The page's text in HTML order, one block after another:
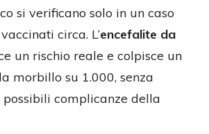
si verificano solo in un caso
circa. L’encefalite da
un rischio reale e colpisce un
morbillo su 1.000, senza
complicanze della